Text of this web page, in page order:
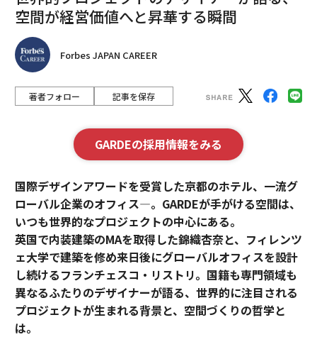
空間が経営価値へと昇華する瞬間
Forbes JAPAN CAREER
著者フォロー 記事を保存
GARDEの採用情報をみる
国際デザインアワードを受賞した京都のホテル、一流グ
ローバル企業のオフィス—。GARDEが手がける空間は、
いつも世界的なプロジェクトの中心にある。
英国で内装建築のMAを取得した錦織杏奈と、フィレンツ
ェ大学で建築を修め来日後にグローバルオフィスを設計
し続けるフランチェスコ・リストリ。国籍も専門領域も
異なるふたりのデザイナーが語る、世界的に注目される
プロジェクトが生まれる背景と、空間づくりの哲学と
は。